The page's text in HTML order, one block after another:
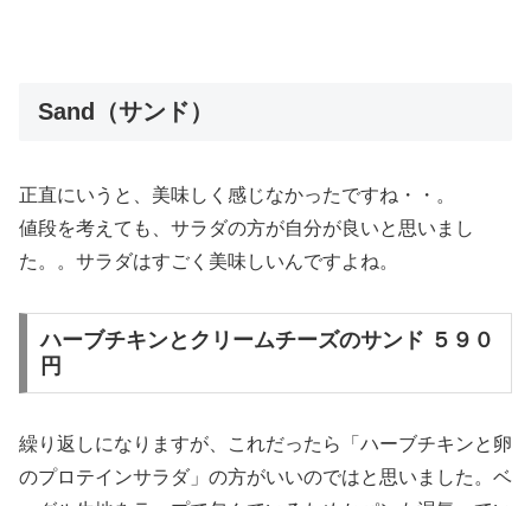
Sand（サンド）
正直にいうと、美味しく感じなかったですね・・。
値段を考えても、サラダの方が自分が良いと思いまし
た。。サラダはすごく美味しいんですよね。
ハーブチキンとクリームチーズのサンド ５９０
円
繰り返しになりますが、これだったら「ハーブチキンと卵
のプロテインサラダ」の方がいいのではと思いました。ベ